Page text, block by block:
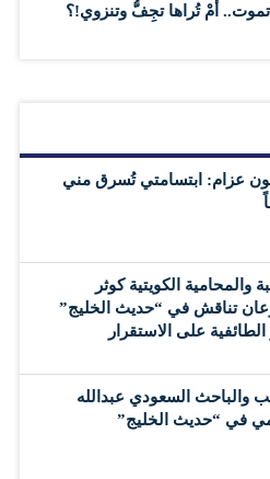
تموت.. أَمْ تُراها تجِفُّ وتنزوي!؟
عزام: ابتسامتي تُسرق مني
والمحامية الكويتية كوثر
تناقش في “حديث الخليج”
الطائفية على الاستقرار
والباحث السعودي عبدالله
في “حديث الخليج”